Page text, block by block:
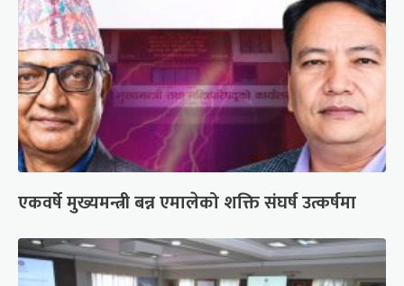
एकवर्षे मुख्यमन्त्री बन्न एमालेको शक्ति संघर्ष उत्कर्षमा